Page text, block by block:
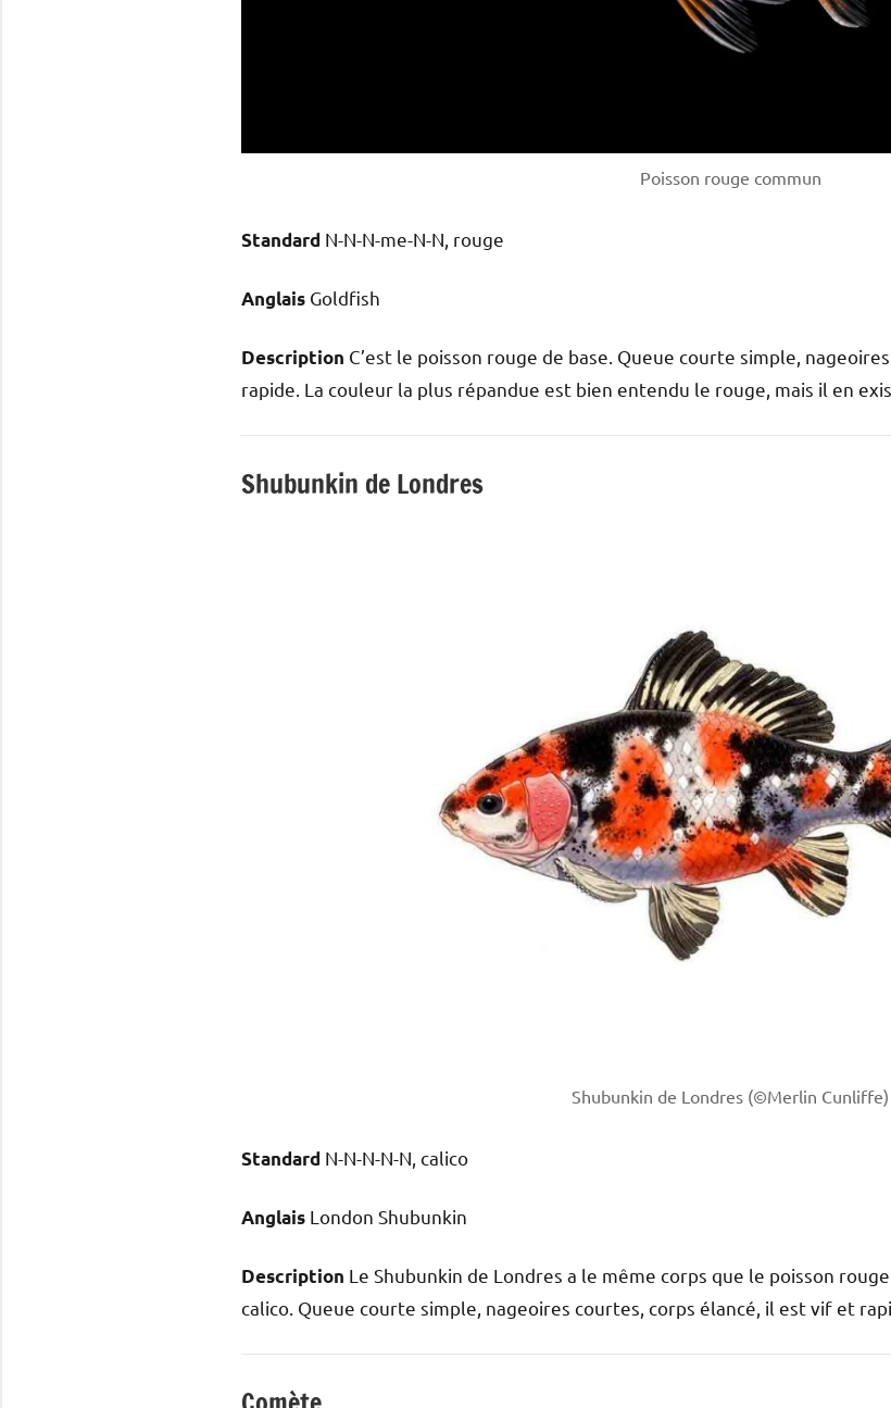
Poisson rouge commun
Standard N-N-N-me-N-N, rouge
Anglais Goldfish
Description C’est le poisson rouge de base. Queue courte simple,
rapide. La couleur la plus répandue est bien entendu le rouge, mais il en
Shubunkin de Londres
Shubunkin de Londres (©Merlin Cunliffe)
Standard N-N-N-N-N, calico
Anglais London Shubunkin
Description Le Shubunkin de Londres a le même corps que le poisson
calico. Queue courte simple, nageoires courtes, corps élancé, il est vif et